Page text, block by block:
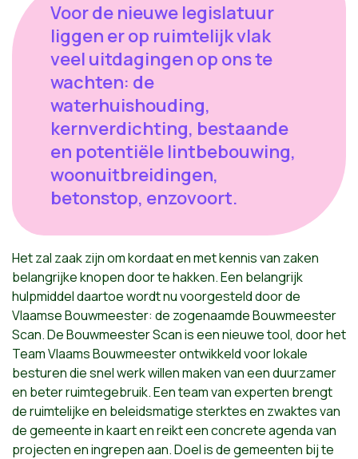
Voor de nieuwe legislatuur
liggen er op ruimtelijk vlak
veel uitdagingen op ons te
wachten: de
waterhuishouding,
kernverdichting, bestaande
en potentiële lintbebouwing,
woonuitbreidingen,
betonstop, enzovoort.
Het zal zaak zijn om kordaat en met kennis van zaken
belangrijke knopen door te hakken. Een belangrijk
hulpmiddel daartoe wordt nu voorgesteld door de
Vlaamse Bouwmeester: de zogenaamde Bouwmeester
Scan. De Bouwmeester Scan is een nieuwe tool, door het
Team Vlaams Bouwmeester ontwikkeld voor lokale
besturen die snel werk willen maken van een duurzamer
en beter ruimtegebruik. Een team van experten brengt
de ruimtelijke en beleidsmatige sterktes en zwaktes van
de gemeente in kaart en reikt een concrete agenda van
projecten en ingrepen aan. Doel is de gemeenten bij te